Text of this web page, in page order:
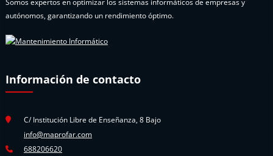
Somos expertos en optimizar los sistemas informáticos de empresas y
autónomos, garantizando un rendimiento óptimo.
Información de contacto
C/ Institución Libre de Enseñanza, 8 Bajo
info@maprofar.com
688206620